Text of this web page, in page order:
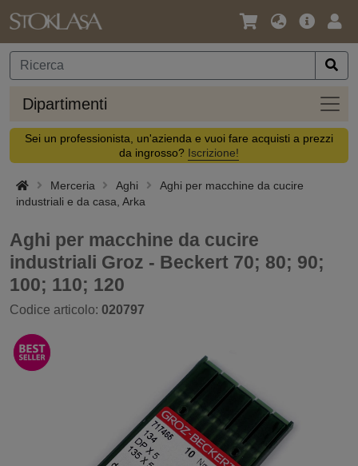
Lingua
Valuta
Offerta
Dipartimenti
Sei un professionista, un'azienda e vuoi fare acquisti a prezzi
da ingrosso? Iscrizione!
Merceria Aghi
Aghi per macchine da cucire
industriali e da casa, Arka
Aghi per macchine da cucire
industriali Groz - Beckert 70; 80; 90;
100; 110; 120
Codice articolo: 020797